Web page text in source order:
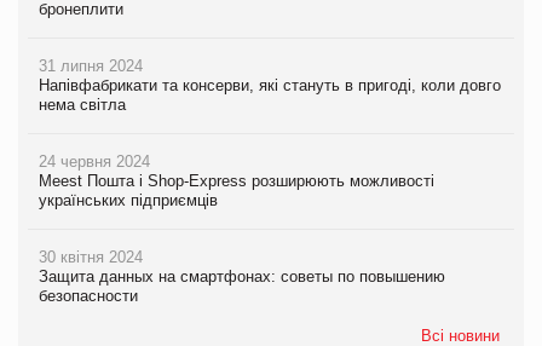
бронеплити
31 липня 2024
Напівфабрикати та консерви, які стануть в пригоді, коли довго
нема світла
24 червня 2024
Meest Пошта і Shop-Express розширюють можливості
українських підприємців
30 квітня 2024
Защита данных на смартфонах: советы по повышению
безопасности
Всі новини